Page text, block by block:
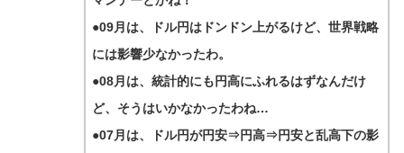
●09月は、ドル円はドンドン上がるけど、世界戦略
には影響少なかったわ。
●08月は、統計的にも円高にふれるはずなんだけ
ど、そうはいかなかったわね…
●07月は、ドル円が円安⇒円高⇒円安と乱高下の影